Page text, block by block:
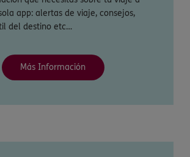
app: alertas de viaje, consejos,
del destino etc…
Más Información